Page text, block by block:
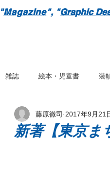
"Magazine", "Graphic
雑誌 絵本・児童書 装
プレス情報 パッケ
新著【東京ま
藤原徹司 2017年9月21